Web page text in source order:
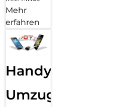
Mehr
erfahren
Handy
Umzug